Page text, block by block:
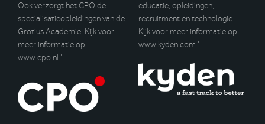
Ook verzorgt het CPO de
specialisatieopleidingen van de
Grotius Academie. Kijk voor
meer informatie op
www.cpo.nl.’
educatie, opleidingen,
recruitment en technologie.
Kijk voor meer informatie op
www.kyden.com.’